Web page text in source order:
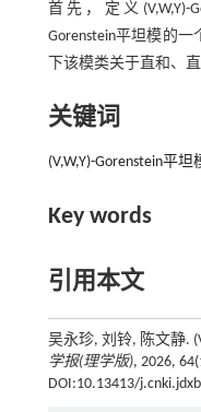
首先，定义(V,W,Y)-
Gorenstein平坦模的
下该模类关于直和、
关键词
(V,W,Y)-Gorenstein平坦
Key words
引用本文
吴永珍, 刘铃, 陈文静.
学报(理学版), 2026,
DOI:10.13413/